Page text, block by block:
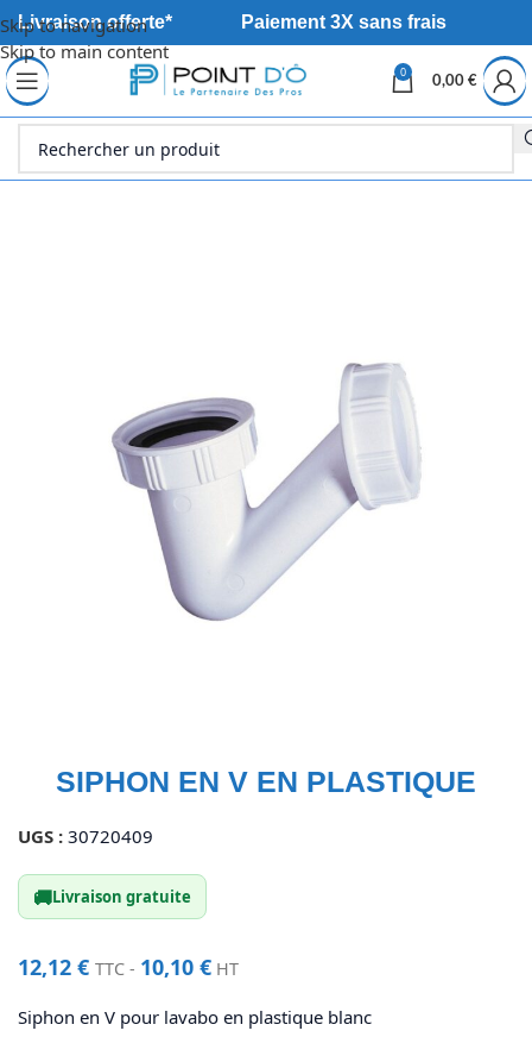
Skip to navigation
Skip to main content
Livraison offerte* Paiement 3X sans frais
0
0,00 €
Accueil Sanitaire Robinetterie
SIPHON EN V EN PLASTIQUE
UGS : 30720409
🚚Livraison gratuite
12,12 € TTC - 10,10 € HT
Siphon en V pour lavabo en plastique blanc